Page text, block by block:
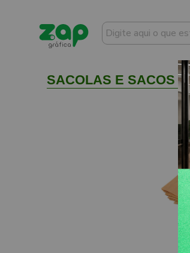
SACOLAS E SACOS